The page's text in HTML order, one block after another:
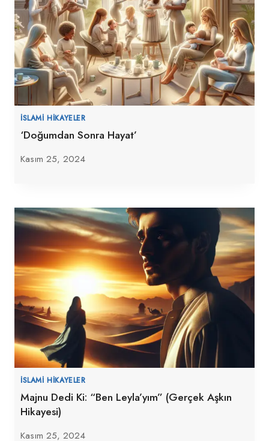
İSLAMI HIKAYELER
‘Doğumdan Sonra Hayat’
Kasım 25, 2024
İSLAMI HIKAYELER
Majnu Dedi Ki: “Ben Leyla’yım” (Gerçek Aşkın
Hikayesi)
Kasım 25, 2024